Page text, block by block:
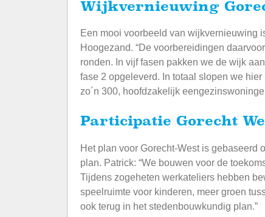
Wijkvernieuwing
Een mooi voorbeeld van wijkvernieuwing
Hoogezand. “De voorbereidingen
ronden. In vijf fasen pakken we de wijk
fase 2 opgeleverd. In totaal slopen we
zo´n 300, hoofdzakelijk
Participatie Gorecht
Het plan voor Gorecht-West is gebaseerd
plan. Patrick: “We bouwen voor de
Tijdens zogeheten werkateliers hebben
speelruimte voor kinderen, meer groen
ook terug in het stedenbouwkundig plan.”